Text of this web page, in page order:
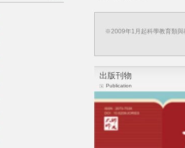
※2009年1月起科學教育類與
出版刊物
Publication